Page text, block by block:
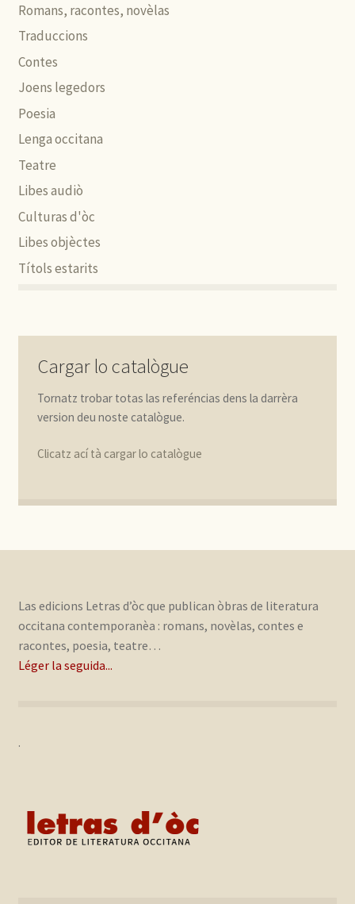
Romans, racontes, novèlas
Traduccions
Contes
Joens legedors
Poesia
Lenga occitana
Teatre
Libes audiò
Culturas d'òc
Libes objèctes
Títols estarits
Cargar lo catalògue
Tornatz trobar totas las referéncias dens la darrèra
version deu noste catalògue.
Clicatz ací tà cargar lo catalògue
Las edicions Letras d’òc que publican òbras de literatura
occitana contemporanèa : romans, novèlas, contes e
racontes, poesia, teatre…
Léger la seguida...
.